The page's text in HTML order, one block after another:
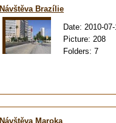
Návštěva Brazílie
Date: 2010-
Picture: 208
Folders: 7
Návštěva Maroka